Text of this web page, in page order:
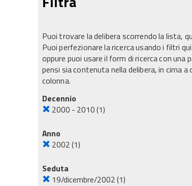
Puoi trovare la delibera scorrendo la lista,
Puoi perfezionare la ricerca usando i filtri
oppure puoi usare il form di ricerca con una
pensi sia contenuta nella delibera, in cima a
colonna.
Decennio
2000 - 2010(1)
Anno
2002(1)
Seduta
19/dicembre/2002(1)